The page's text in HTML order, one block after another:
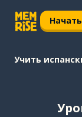
Учить